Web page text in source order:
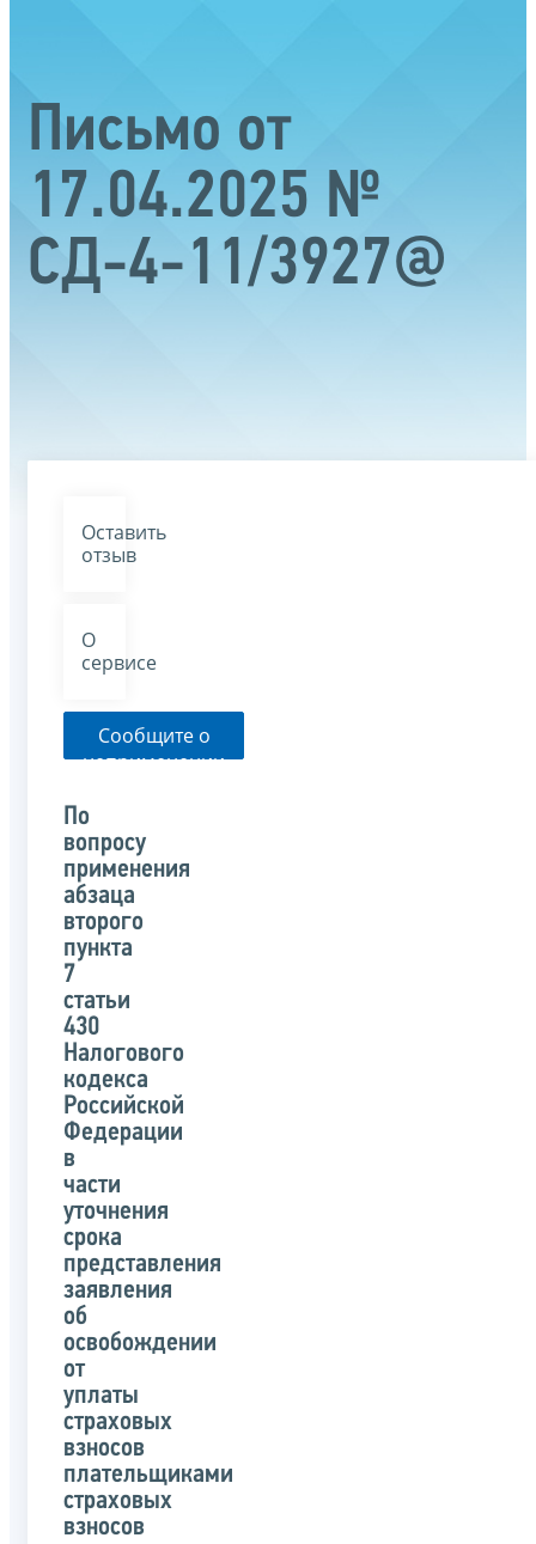
Письмо от
17.04.2025 №
СД-4-11/3927@
Оставить
отзыв
О
сервисе
Сообщите о
неприменении
указанного
письма
По
вопросу
применения
абзаца
второго
пункта
7
статьи
430
Налогового
кодекса
Российской
Федерации
в
части
уточнения
срока
представления
заявления
об
освобождении
от
уплаты
страховых
взносов
плательщиками
страховых
взносов